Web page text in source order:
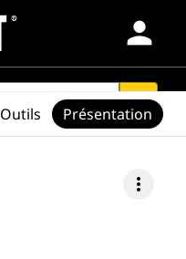
person
search
more_vert
Outils Présentation